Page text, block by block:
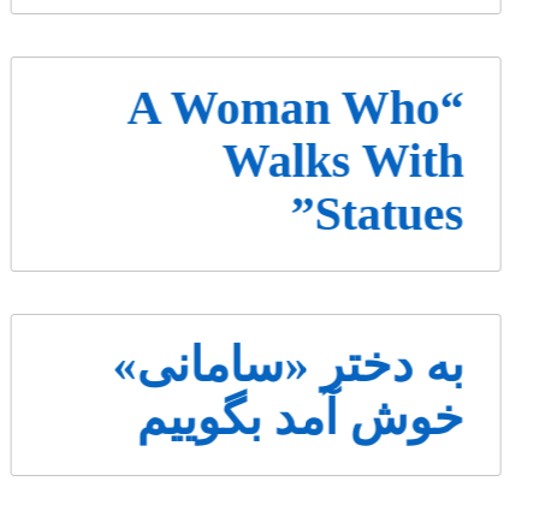
“A Woman Who
Walks With
Statues”
به دختر «سامانی»
خوش آمد بگوییم